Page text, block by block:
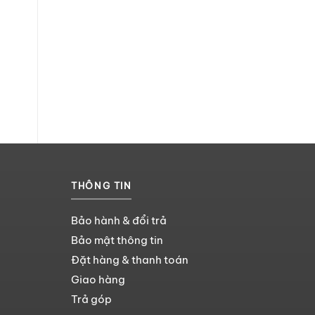
THÔNG TIN
Bảo hành & đổi trả
Bảo mật thông tin
Đặt hàng & thanh toán
Giao hàng
Trả góp